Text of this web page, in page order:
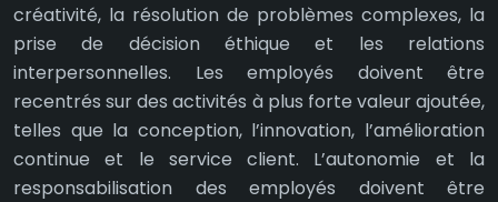
créativité, la résolution de problèmes complexes, la
prise de décision éthique et les relations
interpersonnelles. Les employés doivent être
recentrés sur des activités à plus forte valeur ajoutée,
telles que la conception, l’innovation, l’amélioration
continue et le service client. L’autonomie et la
responsabilisation des employés doivent être